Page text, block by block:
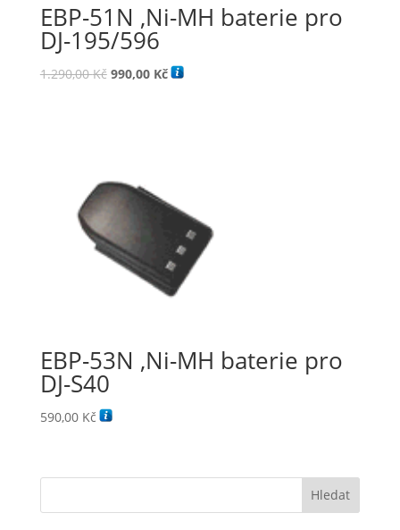
EBP-51N ,Ni-MH baterie pro
DJ-195/596
1.290,00Kč Původní
990,00 KčAktuální
EBP-53N ,Ni-MH baterie pro
DJ-S40
590,00 Kč